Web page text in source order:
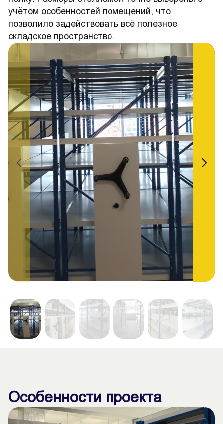
учётом особенностей помещений, что
позволило задействовать всё полезное
складское пространство.
Особенности проекта